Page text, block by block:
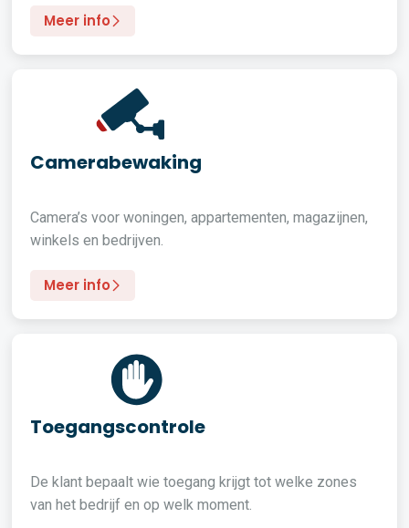
Meer info
Camerabewaking
Camera’s voor woningen, appartementen, magazijnen,
winkels en bedrijven.
Meer info
Toegangscontrole
De klant bepaalt wie toegang krijgt tot welke zones
van het bedrijf en op welk moment.